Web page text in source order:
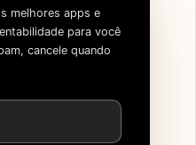
melhores apps e
para você
cancele quando